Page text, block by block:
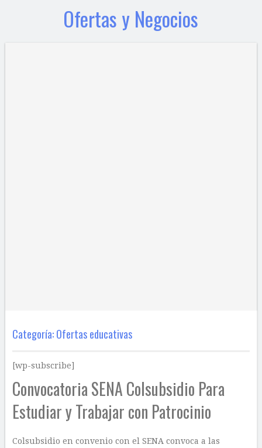
Ofertas y Negocios
Categoría:Ofertas educativas
[wp-subscribe]
Convocatoria SENA Colsubsidio Para
Estudiar y Trabajar con Patrocinio
Colsubsidio en convenio con el SENA convoca a las